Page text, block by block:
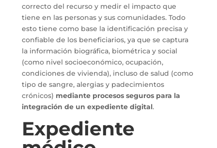
correcto del recurso y medir el impacto que
tiene en las personas y sus comunidades. Todo
esto tiene como base la identificación precisa y
confiable de los beneficiarios, ya que se captura
la información biográfica, biométrica y social
(como nivel socioeconómico, ocupación,
condiciones de vivienda), incluso de salud (como
tipo de sangre, alergias y padecimientos
crónicos) mediante procesos seguros para la
integración de un expediente digital.
Expediente